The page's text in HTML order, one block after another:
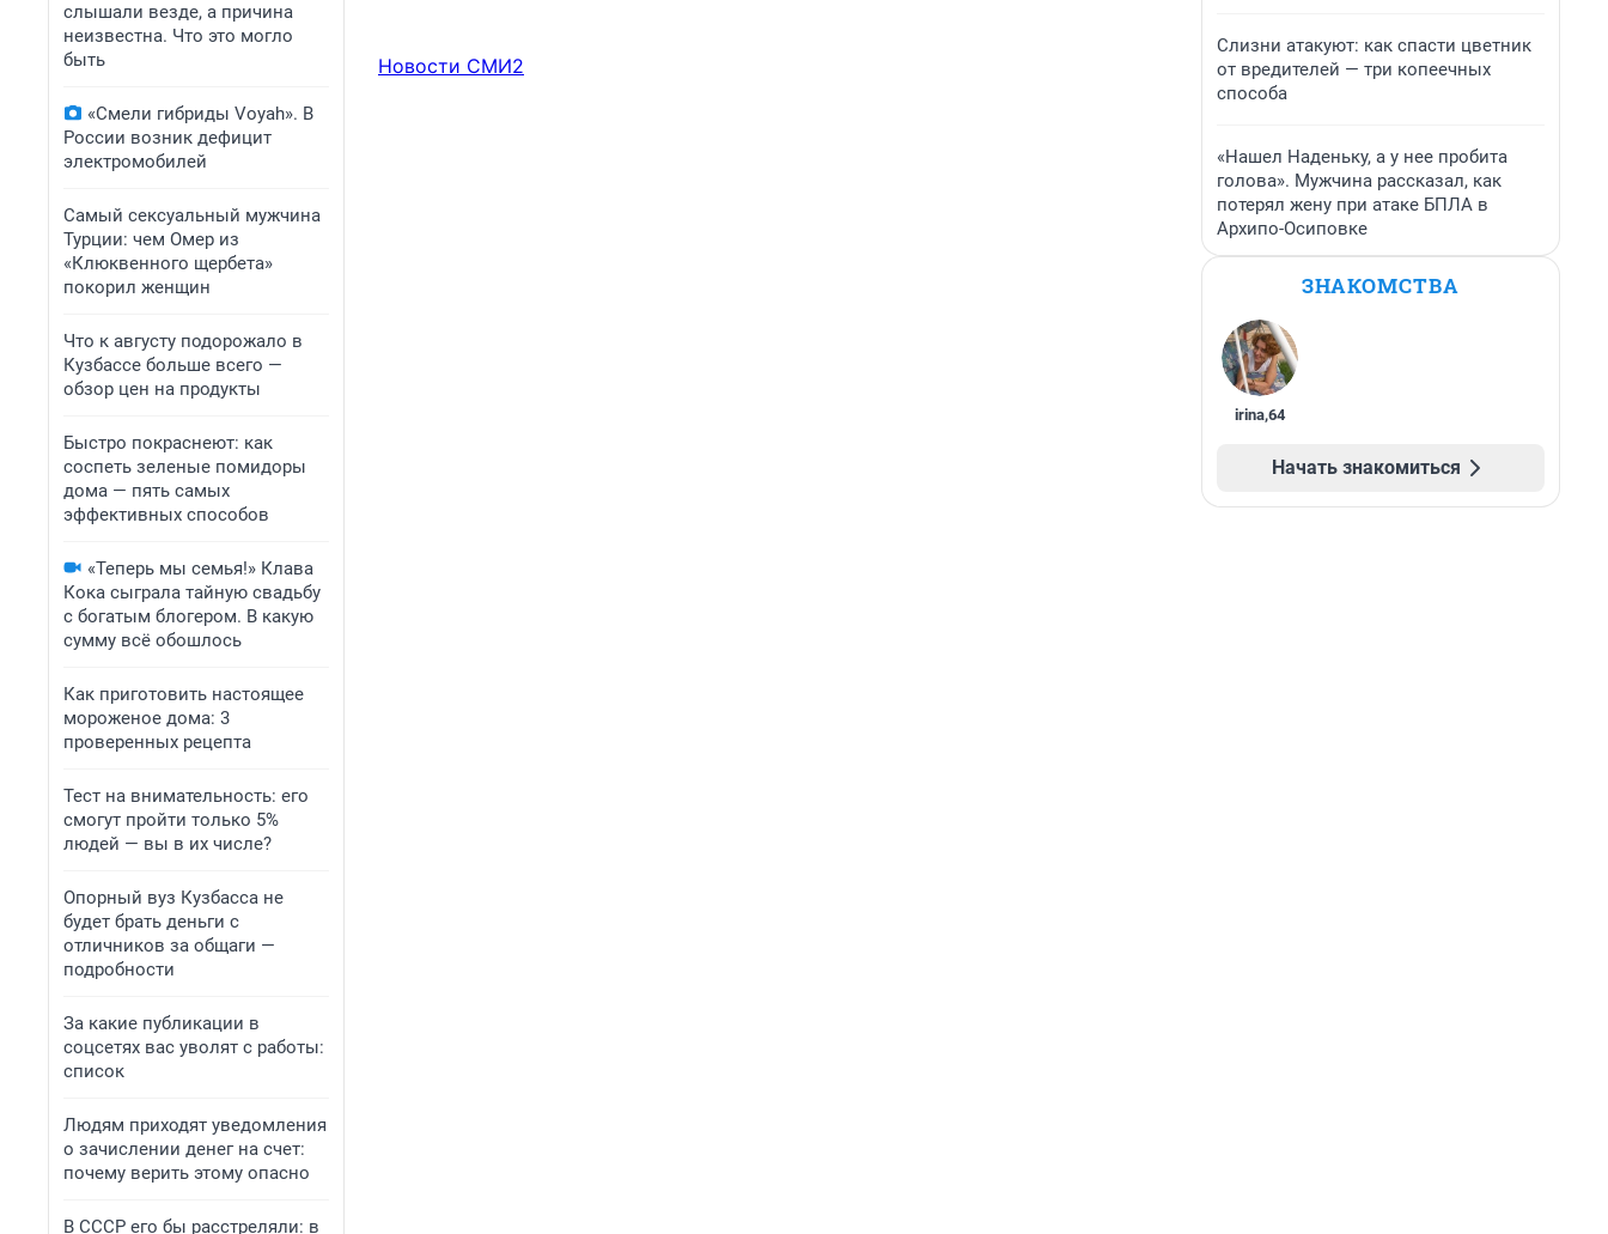
слышали везде, а причина
неизвестна. Что это могло
быть
«Смели гибриды Voyah». В
России возник дефицит
электромобилей
Самый сексуальный мужчина
Турции: чем Омер из
«Клюквенного щербета»
покорил женщин
Что к августу подорожало в
Кузбассе больше всего —
обзор цен на продукты
Быстро покраснеют: как
соспеть зеленые помидоры
дома — пять самых
эффективных способов
«Теперь мы семья!» Клава
Кока сыграла тайную свадьбу
с богатым блогером. В какую
сумму всё обошлось
Как приготовить настоящее
мороженое дома: 3
проверенных рецепта
Тест на внимательность: его
смогут пройти только 5%
людей — вы в их числе?
Опорный вуз Кузбасса не
будет брать деньги с
отличников за общаги —
подробности
За какие публикации в
соцсетях вас уволят с работы:
список
Людям приходят уведомления
о зачислении денег на счет:
почему верить этому опасно
В СССР его бы расстреляли: в
Новости СМИ2
Слизни атакуют: как спасти цветник
от вредителей — три копеечных
способа
«Нашел Наденьку, а у нее пробита
голова». Мужчина рассказал, как
потерял жену при атаке БПЛА в
Архипо-Осиповке
ЗНАКОМСТВА
irina,64
Начать знакомиться